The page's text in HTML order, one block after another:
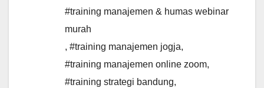
#training manajemen & humas webinar
murah
, #training manajemen jogja,
#training manajemen online zoom,
#training strategi bandung,